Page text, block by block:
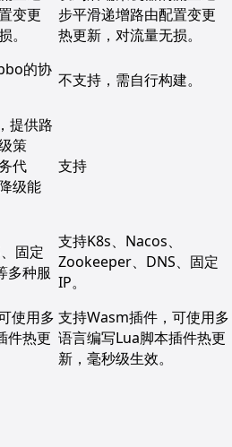
变更
。
步平滑递增路由配置变更
热更新，对流量无损。
的协
不支持，需自行构建。
提供路
策
代
级能
支持
固定
多种服
支持K8s、Nacos、
Zookeeper、DNS、固定
IP。
使用多
件热更
支持Wasm插件，可使用多
语言编写Lua脚本插件热更
新，毫秒级生效。